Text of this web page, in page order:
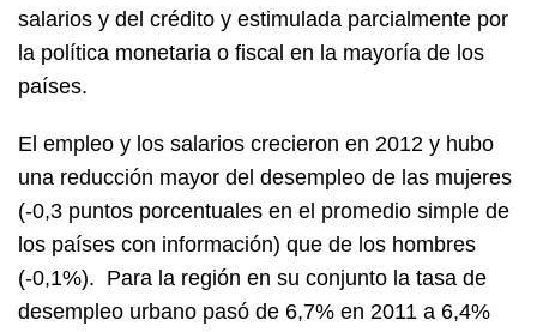
salarios y del crédito y estimulada parcialmente por
la política monetaria o fiscal en la mayoría de los
países.
El empleo y los salarios crecieron en 2012 y hubo
una reducción mayor del desempleo de las mujeres
(-0,3 puntos porcentuales en el promedio simple de
los países con información) que de los hombres
(-0,1%). Para la región en su conjunto la tasa de
desempleo urbano pasó de 6,7% en 2011 a 6,4%